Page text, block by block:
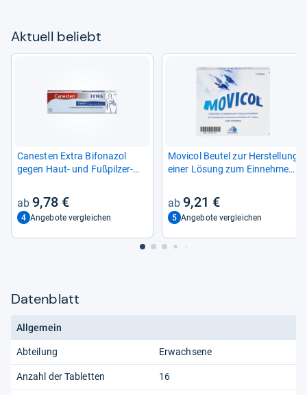
Aktu­ell beliebt
Canes­ten Extra Bifona­zol
gegen Haut-​ und Fuß­pil­zer­
9,78 €
4 Angebote vergleichen
Movi­col Beu­tel zur Her­stel­lung
einer Lösung zum Ein­neh­men
9,21 €
5 Angebote vergleichen
Datenblatt
Allgemein
Abteilung Erwachsene
Anzahl der Tabletten 16